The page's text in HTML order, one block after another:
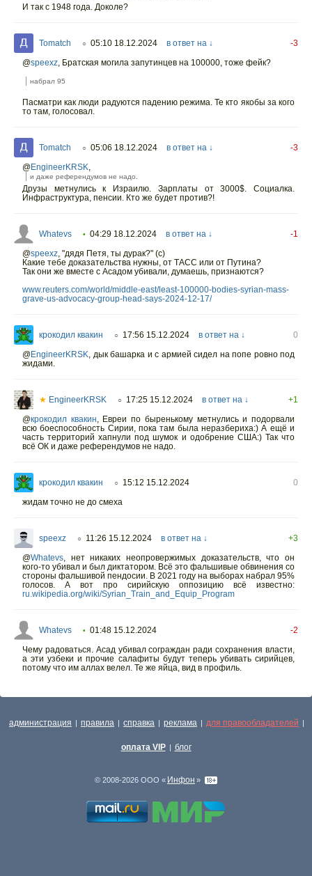
И так с 1948 года. Доколе?
Tomatch ○ 05:10 18.12.2024 в ответ на ↓
-3
@speexz, Братская могила запутинцев на 100000, тоже фейк?
набрал 95
Пасматри как люди радуются падению режима. Те кто якобы за кого
то там, голосовал.
Tomatch ○ 05:06 18.12.2024 в ответ на ↓
-3
@EngineerKRSK,
и даже референдумов не надо.
Друзы метнулись к Израилю. Зарплаты от 3000$. Социалка.
Инфраструктура, пенсии. Кто же будет против?!
Whatevs • 04:29 18.12.2024 в ответ на ↓
-1
@speexz, "дядя Петя, ты дурак?" (с)
Какие тебе доказательства нужны, от ТАСС или от Путина?
Так они же вместе с Асадом убивали, думаешь, признаются?
www.reuters.com/world/middle-east/least-100000-bodies-syrian-mass-
grave-us-advocacy-group-head-says-2024-12-17/
крокодил квакин ○ 17:56 15.12.2024 в ответ на ↓
0
@EngineerKRSK, дык башарка и с армией сидел на попе ровно под
жидами.
★ EngineerKRSK ○ 17:25 15.12.2024 в ответ на ↓
+1
@крокодил квакин,Евреи по быренькому метнулись и подорвали
всю боеспособность Сирии, пока там была неразбериха:) А ещё и
часть территорий хапнули под шумок и одобрение США:) Так что
всё ОК и даже референдумов не надо.
крокодил квакин ○ 15:12 15.12.2024
0
жидам точно не до смеха
speexz ○ 11:26 15.12.2024 в ответ на ↓
+3
@Whatevs, нет никаких неопровержимых доказательств, что он
кого-то убивал и был диктатором. Всё это фальшивые обвинения со
стороны фальшивой пендосии. В 2021 году на выборах набрал 95%
голосов. А вот про сирийскую оппозицию всё известно:
ru.wikipedia.org/wiki/Syrian_Train_and_Equip_Program
Whatevs • 01:48 15.12.2024
-2
Чему радоваться. Асад убивал сограждан ради сохранения власти,
а эти узбеки и прочие салафиты будут теперь убивать сирийцев,
потому что им аллах велел. Те же яйца, вид в профиль.
администрация | правила | справка | реклама | для правообладателей |
оплата VIP | блог
© 2008-2026 ООО « Инфон »